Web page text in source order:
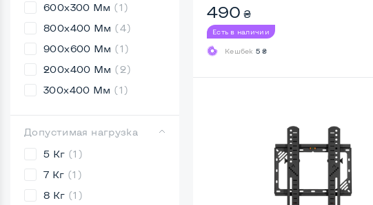
600х300 Мм (1)
800х400 Мм (4)
900х600 Мм (1)
200х400 Мм (2)
300х400 Мм (1)
Допустимая нагрузка
5 Кг (1)
7 Кг (1)
8 Кг (1)
490 ₴
Есть в наличии
Кешбек 5 ₴